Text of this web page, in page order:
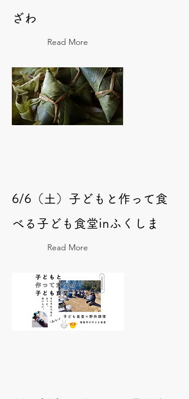
ざわ
Read More
6/6（土）子どもと作って食
べる子ども食堂inふくしま
Read More